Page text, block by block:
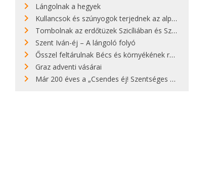
Lángolnak a hegyek
Kullancsok és szúnyogok terjednek az alpesi legelőkön
Tombolnak az erdőtüzek Szicíliában és Szardínián
Szent Iván-éj – A lángoló folyó
Ősszel feltárulnak Bécs és környékének rendkívüli építészeti kincsei
Graz adventi vásárai
Már 200 éves a „Csendes éj! Szentséges éj!”